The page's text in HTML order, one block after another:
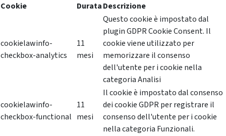
Cookie
DurataDescrizione
cookielawinfo-
checkbox-analytics
11
mesi
Questo cookie è impostato dal
plugin GDPR Cookie Consent. Il
cookie viene utilizzato per
memorizzare il consenso
dell'utente per i cookie nella
categoria Analisi
cookielawinfo-
checkbox-functional
11
mesi
Il cookie è impostato dal consenso
dei cookie GDPR per registrare il
consenso dell'utente per i cookie
nella categoria Funzionali.